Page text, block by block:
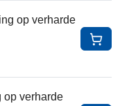
op verharde
In
op verharde